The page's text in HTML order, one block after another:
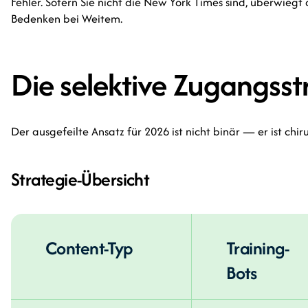
Bedenken bei Weitem.
Die selektive
Der ausgefeilte Ansatz für 2026 ist nicht binär — er ist
Strategie-Übersicht
Content-Typ
Training-
Bots